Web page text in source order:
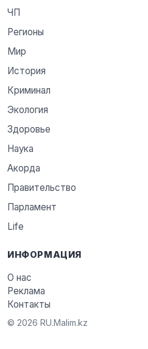
ЧП
Регионы
Мир
История
Криминал
Экология
Здоровье
Наука
Акорда
Правительство
Парламент
Life
ИНФОРМАЦИЯ
О нас
Реклама
Контакты
© 2026 RU.Malim.kz